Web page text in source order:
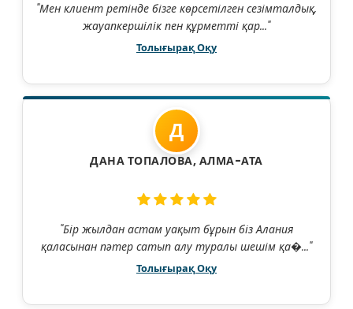
"Мен клиент ретінде бізге көрсетілген сезімталдық,
жауапкершілік пен құрметті қар..."
Толығырақ Оқу
Д
ДАНА ТОПАЛОВА, АЛМА-АТА
"Бір жылдан астам уақыт бұрын біз Алания
қаласынан пәтер сатып алу туралы шешім қа�..."
Толығырақ Оқу